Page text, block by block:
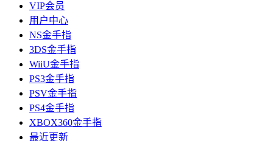
VIP会员
用户中心
NS金手指
3DS金手指
WiiU金手指
PS3金手指
PSV金手指
PS4金手指
XBOX360金手指
最近更新